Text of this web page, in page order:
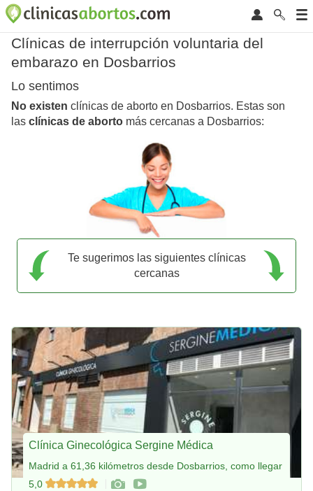
Clínicas de interrupción voluntaria del
embarazo en Dosbarrios
Lo sentimos
No existen clínicas de aborto en Dosbarrios. Estas son
las clínicas de aborto más cercanas a Dosbarrios:
Te sugerimos las siguientes clínicas
cercanas
Clínica Ginecológica Sergine Médica
Madrid a 61,36 kilómetros desde Dosbarrios, como llegar
5,0